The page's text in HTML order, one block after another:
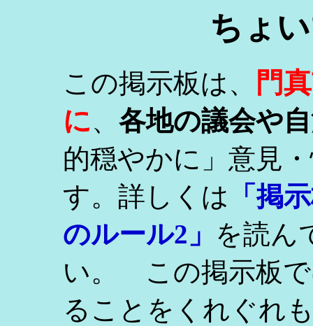
ちょ
この掲示板は、
門
に、 各地の議会や
的穏やかに」意見
す。詳しくは
「掲
のルール2」 を読ん
い。 この掲示板で
ることをくれぐれ